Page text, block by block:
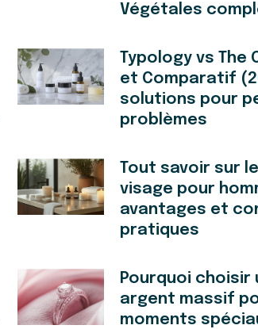
Végétales
Typology vs The
et Comparatif
solutions pour
problèmes
Tout savoir sur
visage pour
avantages et
pratiques
Pourquoi choisir
argent massif
moments